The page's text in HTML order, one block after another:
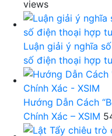
views
Luận giải ý nghĩa
số điện thoại hợp
Hướng Dẫn Cách
Chính Xác – XSIM